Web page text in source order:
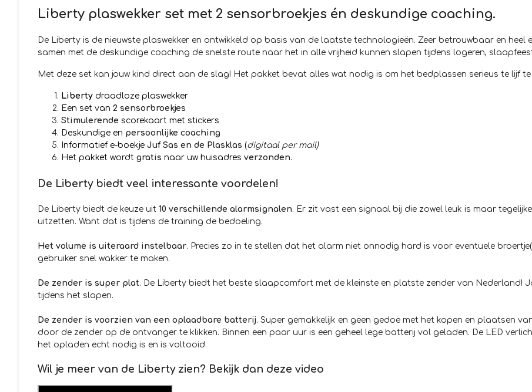
Liberty plaswekker set met 2 sensorbroekjes én deskundige coaching.
De Liberty is de nieuwste plaswekker en ontwikkeld op basis van de laatste technologieën. Zeer betrouwbaar en heel
samen met de deskundige coaching de snelste route naar het in alle vrijheid kunnen slapen tijdens logeren,
Met deze set kan jouw kind direct aan de slag! Het pakket bevat alles wat nodig is om het bedplassen serieus te lijf
Liberty draadloze plaswekker
Een set van 2 sensorbroekjes
Stimulerende scorekaart met stickers
Deskundige en persoonlijke coaching
Informatief e-boekje Juf Sas en de Plasklas (digitaal per mail)
Het pakket wordt gratis naar uw huisadres verzonden.
De Liberty biedt veel interessante voordelen!
De Liberty biedt de keuze uit 10 verschillende alarmsignalen. Er zit vast een signaal bij die zowel leuk is maar
uitzetten. Want dat is tijdens de training de bedoeling.
Het volume is uiteraard instelbaar. Precies zo in te stellen dat het alarm niet onnodig hard is voor eventuele
gebruiker snel wakker te maken.
De zender is super plat. De Liberty biedt het beste slaapcomfort met de kleinste en platste zender van Nederland!
tijdens het slapen.
De zender is voorzien van een oplaadbare batterij. Super gemakkelijk en geen gedoe met het kopen en plaatsen
door de zender op de ontvanger te klikken. Binnen een paar uur is een geheel lege batterij vol geladen. De LED
het opladen echt nodig is en is voltooid.
Wil je meer van de Liberty zien? Bekijk dan deze video